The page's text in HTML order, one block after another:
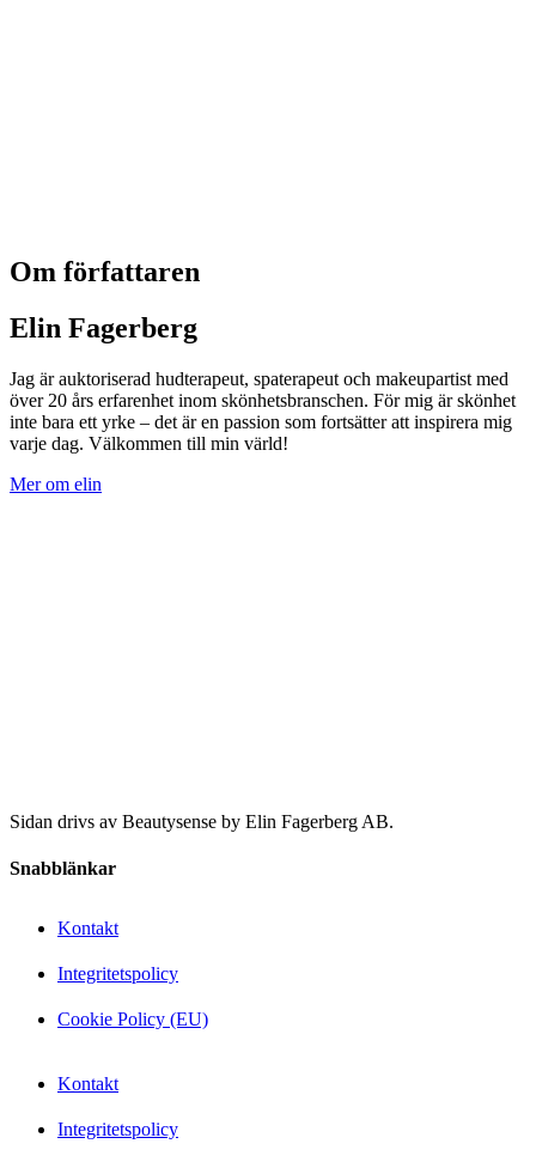
Om författaren
Elin Fagerberg
Jag är auktoriserad hudterapeut, spaterapeut och makeupartist med
över 20 års erfarenhet inom skönhetsbranschen. För mig är skönhet
inte bara ett yrke – det är en passion som fortsätter att inspirera mig
varje dag. Välkommen till min värld!
Mer om elin
Sidan drivs av Beautysense by Elin Fagerberg AB.
Snabblänkar
Kontakt
Integritetspolicy
Cookie Policy (EU)
Kontakt
Integritetspolicy